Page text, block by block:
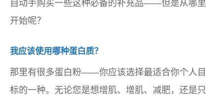
自动手购买一些这种必备的补充品——但是从哪里
开始呢？
我应该使用哪种蛋白质？
那里有很多蛋白粉——你应该选择最适合你个人目
标的一种。无论您是想增肌、增肌、减肥，还是只